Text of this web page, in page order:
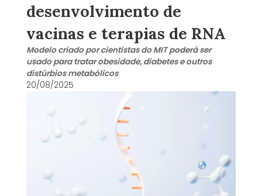
desenvolvimento de
vacinas e terapias de RNA
Modelo criado por cientistas do MIT poderá ser
usado para tratar obesidade, diabetes e outros
distúrbios metabólicos
20/08/2025